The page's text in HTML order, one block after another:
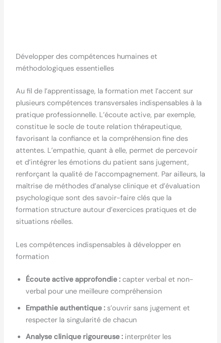
Développer des compétences humaines et
méthodologiques essentielles
Au fil de l’apprentissage, la formation met l’accent sur
plusieurs compétences transversales indispensables à la
pratique professionnelle. L’écoute active, par exemple,
constitue le socle de toute relation thérapeutique,
favorisant la confiance et la compréhension fine des
attentes. L’empathie, quant à elle, permet de percevoir
et d’intégrer les émotions du patient sans jugement,
renforçant la qualité de l’accompagnement. Par ailleurs, la
maîtrise de méthodes d’analyse clinique et d’évaluation
psychologique sont des savoir-faire clés que la
formation structure autour d’exercices pratiques et de
situations réelles.
Les compétences indispensables à développer en
formation
Écoute active approfondie :capter verbal et non-
verbal pour une meilleure compréhension
Empathie authentique :s’ouvrir sans jugement et
respecter la singularité de chacun
Analyse clinique rigoureuse :interpréter les